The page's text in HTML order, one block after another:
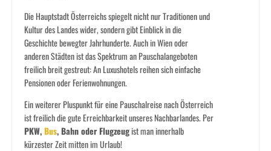
Die Hauptstadt Österreichs spiegelt nicht nur Traditionen und
Kultur des Landes wider, sondern gibt Einblick in die
Geschichte bewegter Jahrhunderte. Auch in Wien oder
anderen Städten ist das Spektrum an Pauschalangeboten
freilich breit gestreut: An Luxushotels reihen sich einfache
Pensionen oder Ferienwohnungen.
Ein weiterer Pluspunkt für eine Pauschalreise nach Österreich
ist freilich die gute Erreichbarkeit unseres Nachbarlandes. Per
PKW,Bus, Bahn oder Flugzeugist man innerhalb
kürzester Zeit mitten im Urlaub!